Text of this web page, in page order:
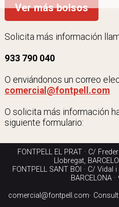
Ver más bolsos
Solicita más información
933 790 040
O enviándonos un correo
comercial@fontpell.com
O solicita más información
siguiente formulario:
FONTPELL EL PRAT · C/
Llobregat,
FONTPELL SANT BOI · C/
BARCELONA ·
comercial@fontpell.com·